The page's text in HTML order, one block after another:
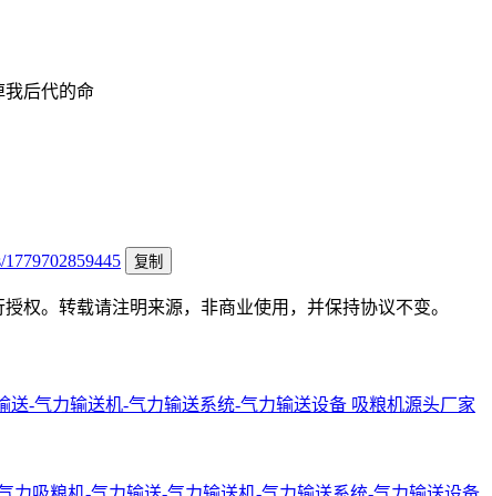
我后代的命
复制
权。转载请注明来源，非商业使用，并保持协议不变。
-气力输送机-气力输送系统-气力输送设备 吸粮机源头厂家